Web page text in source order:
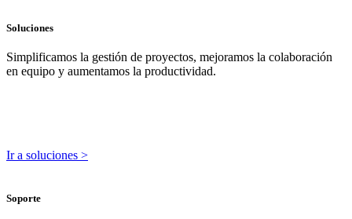
Soluciones
Simplificamos la gestión de proyectos, mejoramos la colaboración
en equipo y aumentamos la productividad.
Ir a soluciones >
Soporte